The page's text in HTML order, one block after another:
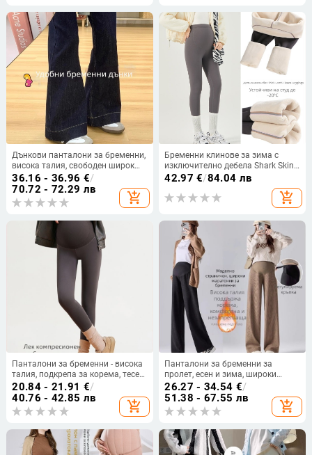
Дънкови панталони за бременни,
висока талия, свободен широк
крак, дълги, памук-полиестер
смес
36.16 - 36.96 €/
70.72 - 72.29 лв
add_shopping_cart
Бременни клинове за зима с
изключително дебела Shark Skin
материя, висока талия с
поддържане на корема, дължина
до глезена, найлон 80–90% и
42.97 €/84.04 лв
add_shopping_cart
Панталони за бременни - висока
талия, подкрепа за корема, тесен
стил, вискоза 90–95%, дължина
9/10
20.84 - 21.91 €/
40.76 - 42.85 лв
add_shopping_cart
Панталони за бременни за
пролет, есен и зима, широки
панталони от европейски
памучен велур, свободен размер,
с опора за корема, за бременни
през есента и зимата.
26.27 - 34.54 €/
51.38 - 67.55 лв
add_shopping_cart